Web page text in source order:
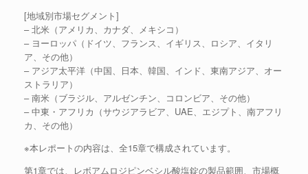
[地域別市場セグメント]
– 北米（アメリカ、カナダ、メキシコ）
– ヨーロッパ（ドイツ、フランス、イギリス、ロシア、イタリ
ア、その他）
– アジア太平洋（中国、日本、韓国、インド、東南アジア、オー
ストラリア）
– 南米（ブラジル、アルゼンチン、コロンビア、その他）
– 中東・アフリカ（サウジアラビア、UAE、エジプト、南アフリ
カ、その他）
※本レポートの内容は、全15章で構成されています。
第1章では、レボアムロジピンベシル酸塩錠の製品範囲、市場概